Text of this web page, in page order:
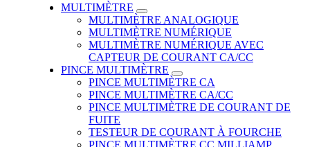
MULTIMÈTRE
MULTIMÈTRE ANALOGIQUE
MULTIMÈTRE NUMÉRIQUE
MULTIMÈTRE NUMÉRIQUE AVEC
CAPTEUR DE COURANT CA/CC
PINCE MULTIMÈTRE
PINCE MULTIMÈTRE CA
PINCE MULTIMÈTRE CA/CC
PINCE MULTIMÈTRE DE COURANT DE
FUITE
TESTEUR DE COURANT À FOURCHE
PINCE MULTIMÈTRE CC MILLIAMP